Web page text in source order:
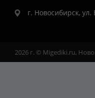
г. Новосибирск, ул.
2026 г. © Migediki.ru,